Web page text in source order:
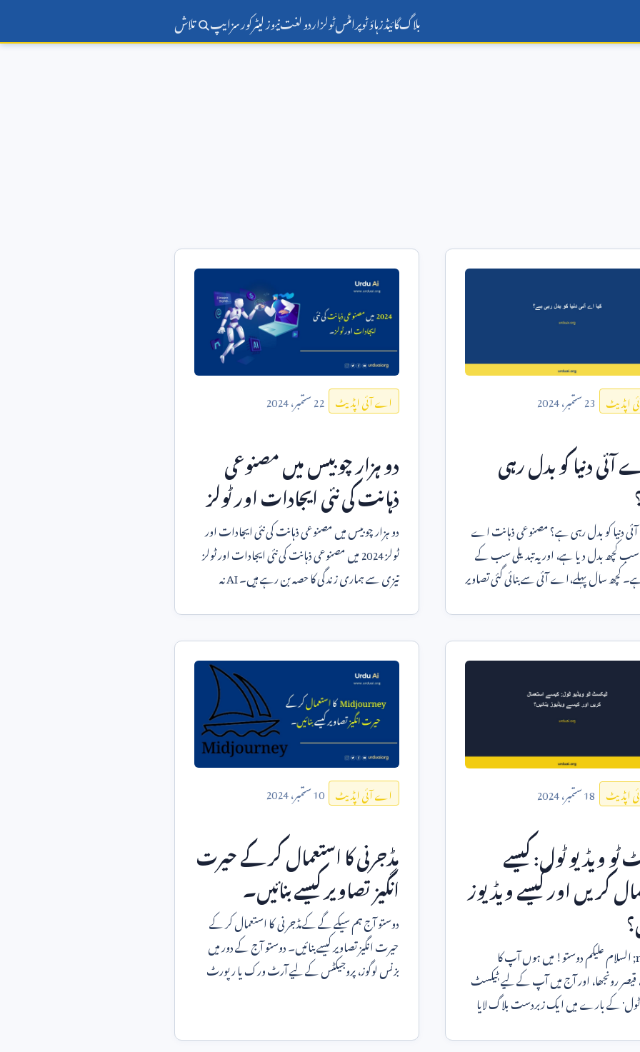
بلاگگائیڈزہاؤ ٹوپرامٹسٹولزاردو لغتنیوز لیٹرکورسزایپ تلاش
اپڈیٹ 23ستمبر،2024
آئی دنیا کو بدل رہی
دنیا کو بدل رہی ہے؟ مصنوعی ذہانت اے
کچھ بدل دیا ہے، اور یہ تبدیلی سب کے
کچھ سال پہلے،اے آئی سے بنائی گئی تصاویر
اے آئی اپڈیٹ 22ستمبر،2024
دو ہزار چوبیس میں مصنوعی
ذہانت کی نئی ایجادات اور ٹولز
دو ہزار چوبیس میں مصنوعی ذہانت کی نئی ایجادات اور
ٹولز2024میں مصنوعی ذہانت کی نئی ایجادات اور ٹولز
تیزی سے ہماری زندگی کا حصہ بن رہے ہیں۔AIنہ
اپڈیٹ 18ستمبر،2024
ٹو ویڈیو ٹول: کیسے
کریں اور کیسے ویڈیوز
; السلام علیکم دوستو! میں ہوں آپ کا
رونجھا، اور آج میں آپ کے لیے 'ٹیکسٹ
ٹول' کے بارے میں ایک زبردست بلاگ لایا
اے آئی اپڈیٹ 10ستمبر،2024
مڈجرنی کا استعمال کر کے حیرت
انگیز تصاویر کیسے بنائیں۔
دوستو آج ہم سیکے گے کےمڈجرنی کا استعمال کر کے
حیرت انگیز تصاویر کیسے بنائیں۔ دوستو آج کے دور میں
بزنس لوگوز، پروجیکٹس کے لیے آرٹ ورک یا رپورٹ